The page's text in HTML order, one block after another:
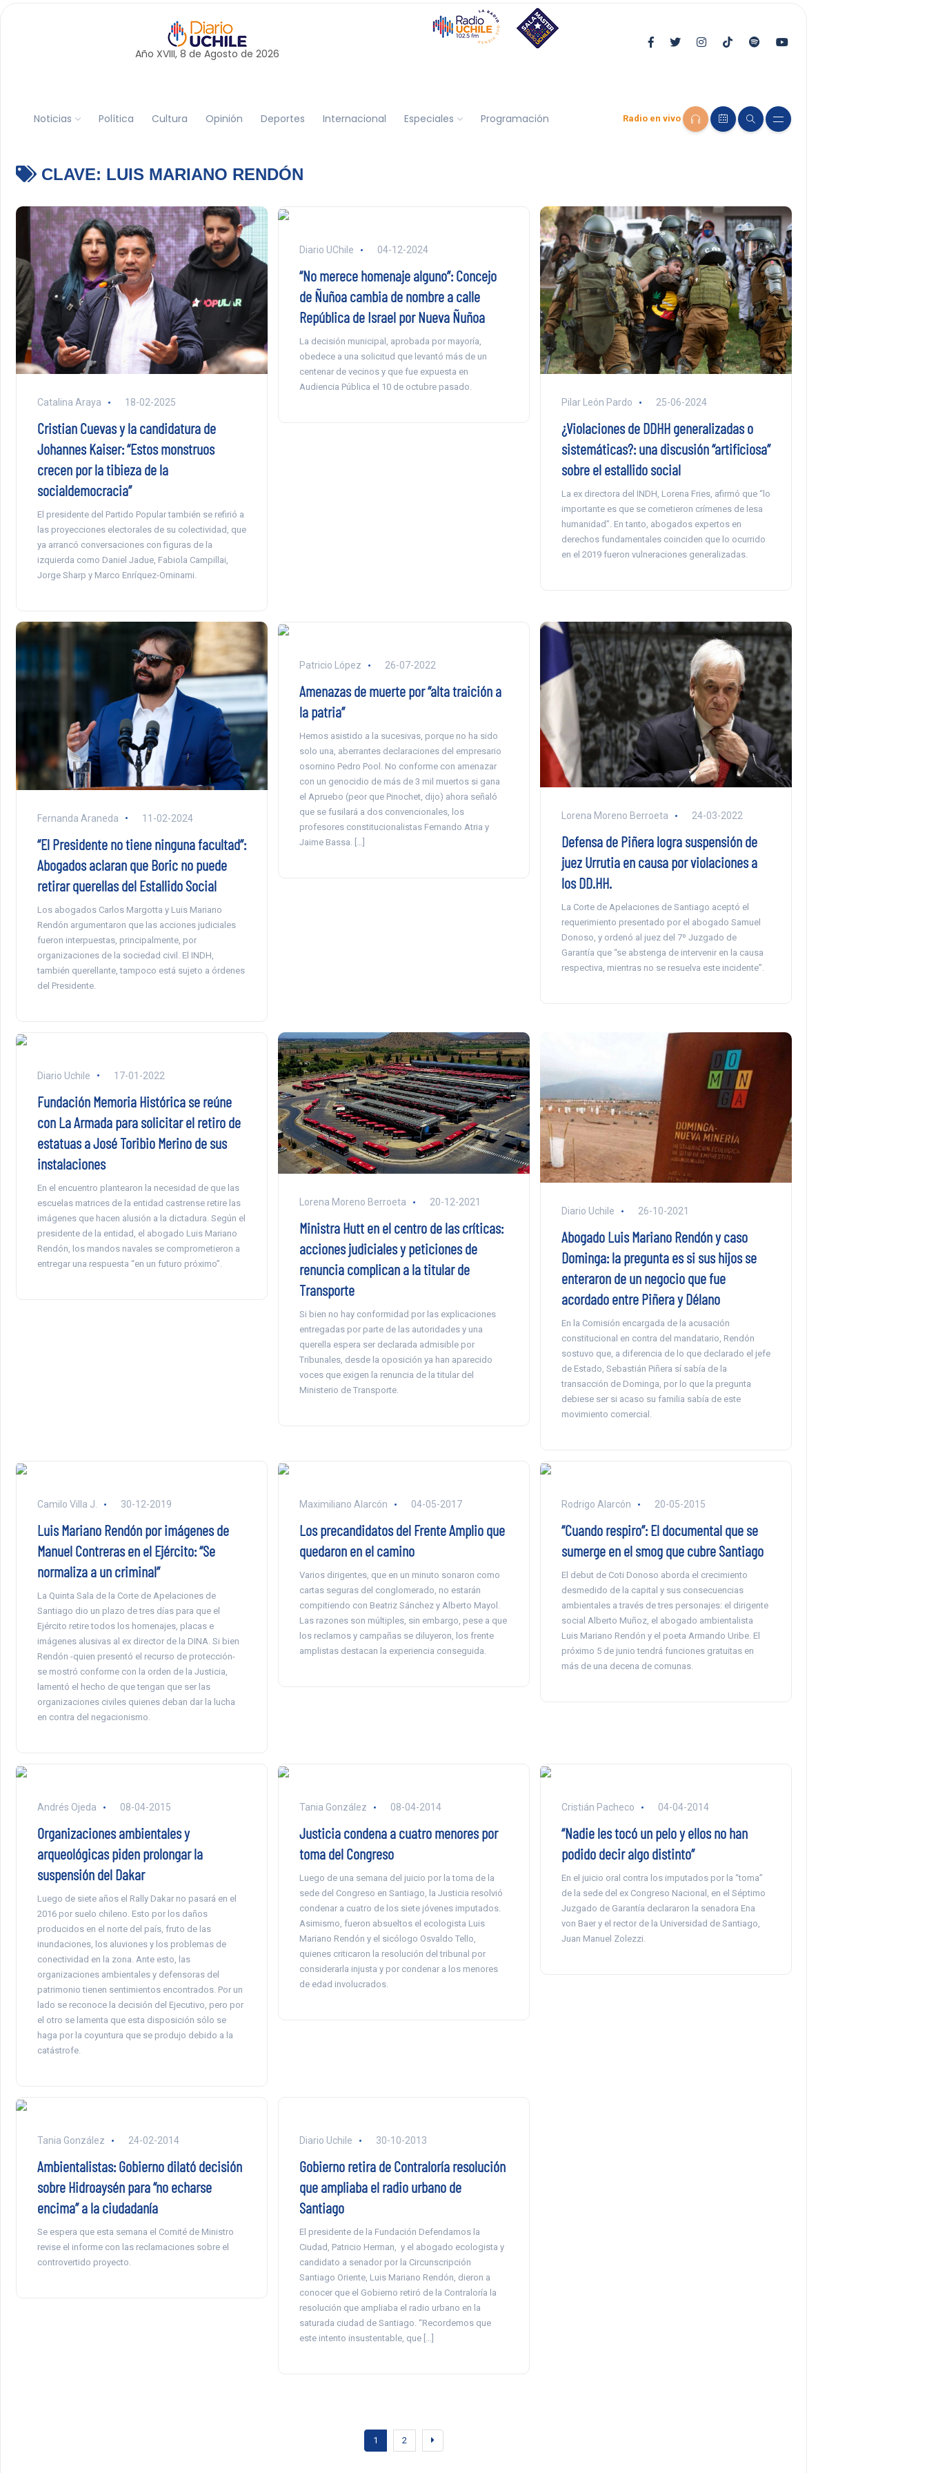
Año XVIII, 8 de Agosto de 2026
Noticias Política Cultura Opinión Deportes Internacional Especiales Programación Radio en vivo
CLAVE: LUIS MARIANO RENDÓN
Catalina Araya 18-02-2025
Cristian Cuevas y la candidatura de
Johannes Kaiser: “Estos monstruos
crecen por la tibieza de la
socialdemocracia”
El presidente del Partido Popular también se refirió a
las proyecciones electorales de su colectividad, que
ya arrancó conversaciones con figuras de la
izquierda como Daniel Jadue, Fabiola Campillai,
Jorge Sharp y Marco Enríquez-Ominami.
Diario UChile 04-12-2024
“No merece homenaje alguno”: Concejo
de Ñuñoa cambia de nombre a calle
República de Israel por Nueva Ñuñoa
La decisión municipal, aprobada por mayoría,
obedece a una solicitud que levantó más de un
centenar de vecinos y que fue expuesta en
Audiencia Pública el 10 de octubre pasado.
Pilar León Pardo 25-06-2024
¿Violaciones de DDHH generalizadas o
sistemáticas?: una discusión “artificiosa”
sobre el estallido social
La ex directora del INDH, Lorena Fries, afirmó que “lo
importante es que se cometieron crímenes de lesa
humanidad”. En tanto, abogados expertos en
derechos fundamentales coinciden que lo ocurrido
en el 2019 fueron vulneraciones generalizadas.
Fernanda Araneda 11-02-2024
“El Presidente no tiene ninguna facultad”:
Abogados aclaran que Boric no puede
retirar querellas del Estallido Social
Los abogados Carlos Margotta y Luis Mariano
Rendón argumentaron que las acciones judiciales
fueron interpuestas, principalmente, por
organizaciones de la sociedad civil. El INDH,
también querellante, tampoco está sujeto a órdenes
del Presidente.
Patricio López 26-07-2022
Amenazas de muerte por “alta traición a
la patria”
Hemos asistido a la sucesivas, porque no ha sido
solo una, aberrantes declaraciones del empresario
osornino Pedro Pool. No conforme con amenazar
con un genocidio de más de 3 mil muertos si gana
el Apruebo (peor que Pinochet, dijo) ahora señaló
que se fusilará a dos convencionales, los
profesores constitucionalistas Fernando Atria y
Jaime Bassa. […]
Lorena Moreno Berroeta 24-03-2022
Defensa de Piñera logra suspensión de
juez Urrutia en causa por violaciones a
los DD.HH.
La Corte de Apelaciones de Santiago aceptó el
requerimiento presentado por el abogado Samuel
Donoso, y ordenó al juez del 7º Juzgado de
Garantía que “se abstenga de intervenir en la causa
respectiva, mientras no se resuelva este incidente”.
Diario Uchile 17-01-2022
Fundación Memoria Histórica se reúne
con La Armada para solicitar el retiro de
estatuas a José Toribio Merino de sus
instalaciones
En el encuentro plantearon la necesidad de que las
escuelas matrices de la entidad castrense retire las
imágenes que hacen alusión a la dictadura. Según el
presidente de la entidad, el abogado Luis Mariano
Rendón, los mandos navales se comprometieron a
entregar una respuesta “en un futuro próximo”.
Lorena Moreno Berroeta 20-12-2021
Ministra Hutt en el centro de las críticas:
acciones judiciales y peticiones de
renuncia complican a la titular de
Transporte
Si bien no hay conformidad por las explicaciones
entregadas por parte de las autoridades y una
querella espera ser declarada admisible por
Tribunales, desde la oposición ya han aparecido
voces que exigen la renuncia de la titular del
Ministerio de Transporte.
Diario Uchile 26-10-2021
Abogado Luis Mariano Rendón y caso
Dominga: la pregunta es si sus hijos se
enteraron de un negocio que fue
acordado entre Piñera y Délano
En la Comisión encargada de la acusación
constitucional en contra del mandatario, Rendón
sostuvo que, a diferencia de lo que declarado el jefe
de Estado, Sebastián Piñera sí sabía de la
transacción de Dominga, por lo que la pregunta
debiese ser si acaso su familia sabía de este
movimiento comercial.
Camilo Villa J. 30-12-2019
Luis Mariano Rendón por imágenes de
Manuel Contreras en el Ejército: “Se
normaliza a un criminal”
La Quinta Sala de la Corte de Apelaciones de
Santiago dio un plazo de tres días para que el
Ejército retire todos los homenajes, placas e
imágenes alusivas al ex director de la DINA. Si bien
Rendón -quien presentó el recurso de protección-
se mostró conforme con la orden de la Justicia,
lamentó el hecho de que tengan que ser las
organizaciones civiles quienes deban dar la lucha
en contra del negacionismo.
Maximiliano Alarcón 04-05-2017
Los precandidatos del Frente Amplio que
quedaron en el camino
Varios dirigentes, que en un minuto sonaron como
cartas seguras del conglomerado, no estarán
compitiendo con Beatriz Sánchez y Alberto Mayol.
Las razones son múltiples, sin embargo, pese a que
los reclamos y campañas se diluyeron, los frente
amplistas destacan la experiencia conseguida.
Rodrigo Alarcón 20-05-2015
“Cuando respiro”: El documental que se
sumerge en el smog que cubre Santiago
El debut de Coti Donoso aborda el crecimiento
desmedido de la capital y sus consecuencias
ambientales a través de tres personajes: el dirigente
social Alberto Muñoz, el abogado ambientalista
Luis Mariano Rendón y el poeta Armando Uribe. El
próximo 5 de junio tendrá funciones gratuitas en
más de una decena de comunas.
Andrés Ojeda 08-04-2015
Organizaciones ambientales y
arqueológicas piden prolongar la
suspensión del Dakar
Luego de siete años el Rally Dakar no pasará en el
2016 por suelo chileno. Esto por los daños
producidos en el norte del país, fruto de las
inundaciones, los aluviones y los problemas de
conectividad en la zona. Ante esto, las
organizaciones ambientales y defensoras del
patrimonio tienen sentimientos encontrados. Por un
lado se reconoce la decisión del Ejecutivo, pero por
el otro se lamenta que esta disposición sólo se
haga por la coyuntura que se produjo debido a la
catástrofe.
Tania González 08-04-2014
Justicia condena a cuatro menores por
toma del Congreso
Luego de una semana del juicio por la toma de la
sede del Congreso en Santiago, la Justicia resolvió
condenar a cuatro de los siete jóvenes imputados.
Asimismo, fueron absueltos el ecologista Luis
Mariano Rendón y el sicólogo Osvaldo Tello,
quienes criticaron la resolución del tribunal por
considerarla injusta y por condenar a los menores
de edad involucrados.
Cristián Pacheco 04-04-2014
“Nadie les tocó un pelo y ellos no han
podido decir algo distinto”
En el juicio oral contra los imputados por la “toma”
de la sede del ex Congreso Nacional, en el Séptimo
Juzgado de Garantía declararon la senadora Ena
von Baer y el rector de la Universidad de Santiago,
Juan Manuel Zolezzi.
Tania González 24-02-2014
Ambientalistas: Gobierno dilató decisión
sobre Hidroaysén para “no echarse
encima” a la ciudadanía
Se espera que esta semana el Comité de Ministro
revise el informe con las reclamaciones sobre el
controvertido proyecto.
Diario Uchile 30-10-2013
Gobierno retira de Contraloría resolución
que ampliaba el radio urbano de
Santiago
El presidente de la Fundación Defendamos la
Ciudad, Patricio Herman, y el abogado ecologista y
candidato a senador por la Circunscripción
Santiago Oriente, Luis Mariano Rendón, dieron a
conocer que el Gobierno retiró de la Contraloría la
resolución que ampliaba el radio urbano en la
saturada ciudad de Santiago. “Recordemos que
este intento insustentable, que […]
1 2